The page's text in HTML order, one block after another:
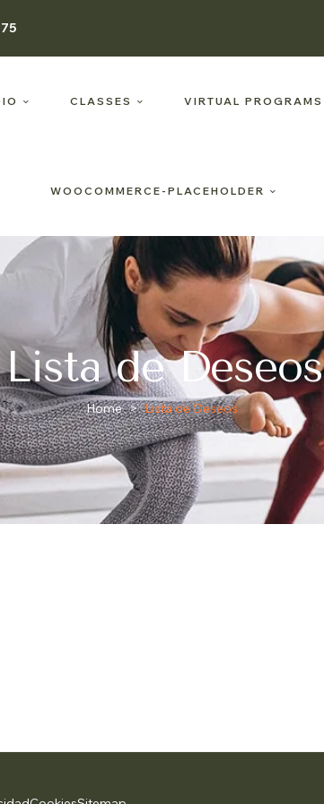
CLASSES VIRTUAL PROGRAMS
WOOCOMMERCE-PLACEHOLDER
Lista de Deseos
Home > Lista de Deseos